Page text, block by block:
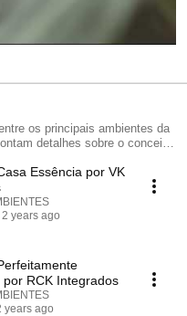
os principais ambientes da
Essência por VK
2 years ago
por RCK Integrados
years ago